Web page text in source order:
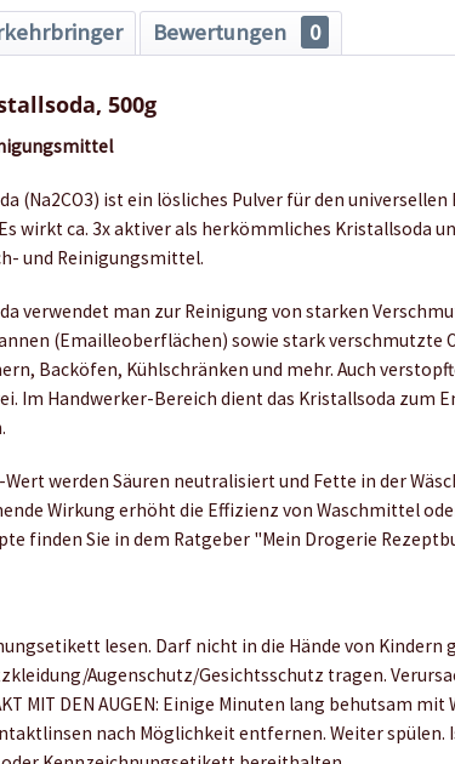
Bewertungen 0
500g
(Na2CO3) ist ein lösliches Pulver für den
wirkt ca. 3x aktiver als herkömmliches Kristallsoda
und Reinigungsmittel.
verwendet man zur Reinigung von starken
(Emailleoberflächen) sowie stark verschmutzte
Backöfen, Kühlschränken und mehr. Auch
Im Handwerker-Bereich dient das Kristallsoda zum
werden Säuren neutralisiert und Fette in der
Wirkung erhöht die Effizienz von Waschmittel
finden Sie in dem Ratgeber "Mein Drogerie
lesen. Darf nicht in die Hände von Kindern
Augenschutz/Gesichtsschutz tragen.
MIT DEN AUGEN: Einige Minuten lang behutsam mit
nach Möglichkeit entfernen. Weiter spülen.